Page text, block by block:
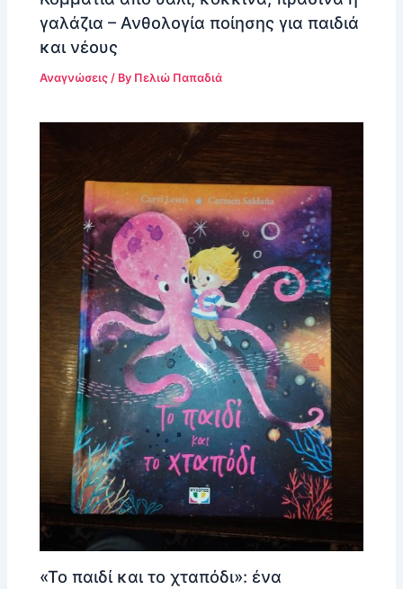
γαλάζια – Ανθολογία ποίησης για παιδιά
και νέους
Αναγνώσεις / By Πελιώ Παπαδιά
«Το παιδί και το χταπόδι»: ένα